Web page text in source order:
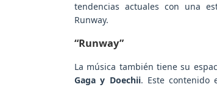
tendencias actuales con una
Runway.
“Runway”
La música también tiene su
Gaga y Doechii. Este contenido